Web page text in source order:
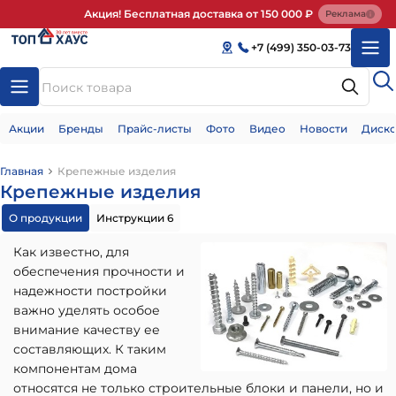
Акция! Бесплатная доставка от 150 000 ₽ Реклама
+7 (499) 350-03-73
Акции Бренды Прайс-листы Фото Видео Новости
Главная Крепежные изделия
Крепежные изделия
О продукции Инструкции 6
Как известно, для
обеспечения прочности и
надежности постройки
важно уделять особое
внимание качеству ее
составляющих. К таким
компонентам дома
относятся не только строительные блоки и панели, но и